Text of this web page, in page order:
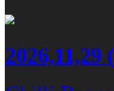
2026,11,29